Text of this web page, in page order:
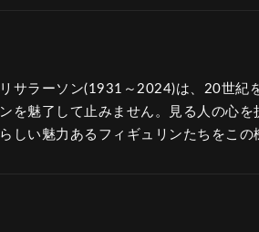
リサラーソン(1931～2024)は、20世紀
ンを魅了して止みません。見る人の心
らしい魅力あるフィギュリンたちをこの